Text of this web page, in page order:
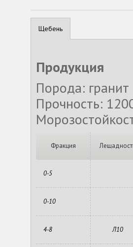
Щебень
Продукция
Порода: гранит
Прочность:
Фракция
0-5
0-10
4-8 Л10